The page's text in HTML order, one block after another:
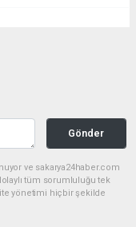
Gönder
ve sakarya24haber.com
tüm sorumluluğu tek
yönetimi hiçbir şekilde